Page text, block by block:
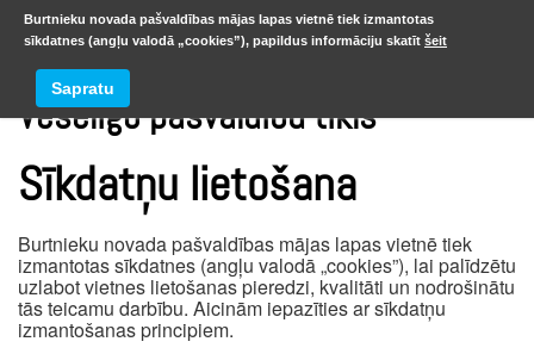
Veselīgo pašvaldību tīkls
Sīkdatņu lietošana
Burtnieku novada pašvaldības mājas lapas vietnē tiek
izmantotas sīkdatnes (angļu valodā „cookies”), lai palīdzētu
uzlabot vietnes lietošanas pieredzi, kvalitāti un nodrošinātu
tās teicamu darbību. Aicinām iepazīties ar sīkdatņu
izmantošanas principiem.
Burtnieku novada pašvaldības mājas lapas vietnē tiek izmantotas
sīkdatnes (angļu valodā „cookies”), papildus informāciju skatīt šeit
Sapratu